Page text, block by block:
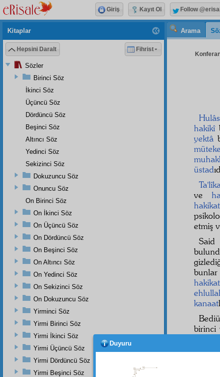
Arama
hakikî
yektâ
üstad
ve
etmiş
kanaat
Kitaplar
Hepsini Daralt Fihrist
Sözler
Birinci Söz
İkinci Söz
Üçüncü Söz
Dördüncü Söz
Beşinci Söz
Altıncı Söz
Yedinci Söz
Sekizinci Söz
Dokuzuncu Söz
Onuncu Söz
On Birinci Söz
On İkinci Söz
On Üçüncü Söz
On Dördüncü Söz
On Beşinci Söz
On Altıncı Söz
On Yedinci Söz
On Sekizinci Söz
On Dokuzuncu Söz
Yirminci Söz
Yirmi Birinci Söz
Yirmi İkinci Söz
Yirmi Üçüncü Söz
Yirmi Dördüncü Söz
Yirmi Beşinci Söz
Giriş Kayıt Ol Follow
Duyuru